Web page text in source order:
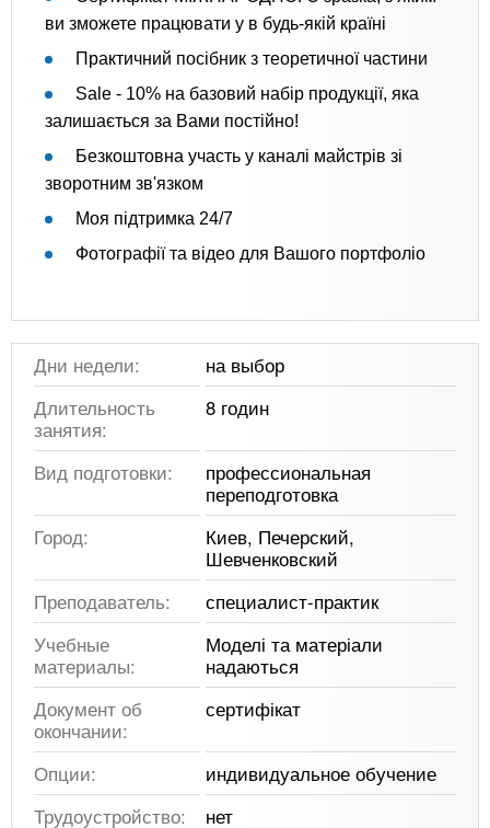
ви зможете працювати у в будь-якій країні
Практичний посібник з теоретичної частини
Sale - 10% на базовий набір продукції, яка
залишається за Вами постійно!
Безкоштовна участь у каналі майстрів зі
зворотним зв'язком
Моя підтримка 24/7
Фотографії та відео для Вашого портфоліо
Дни недели:
на выбор
Длительность
занятия:
8 годин
Вид подготовки:
профессиональная
переподготовка
Город:
Киев, Печерский,
Шевченковский
Преподаватель:
специалист-практик
Учебные
материалы:
Моделі та матеріали
надаються
Документ об
окончании:
сертифікат
Опции:
индивидуальное обучение
Трудоустройство:
нет